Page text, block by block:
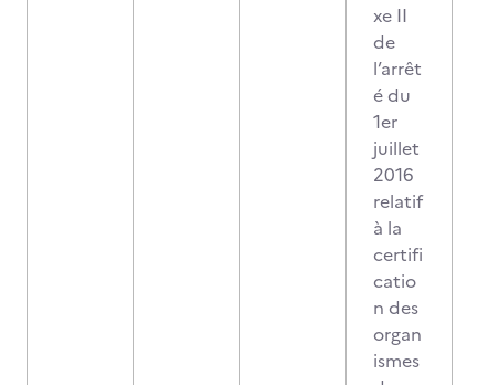
xe II
de
l’arrêt
é du
1er
juillet
2016
relatif
à la
certifi
catio
n des
organ
ismes